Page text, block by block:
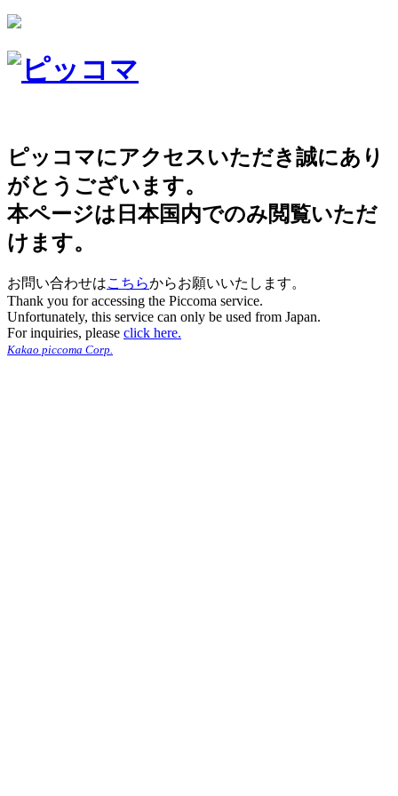
ピッコマにアクセスいただき誠にあり
がとうございます。
本ページは日本国内でのみ閲覧いただ
けます。
お問い合わせはこちらからお願いいたします。
Thank you for accessing the Piccoma service.
Unfortunately, this service can only be used from Japan.
For inquiries, please click here.
Kakao piccoma Corp.